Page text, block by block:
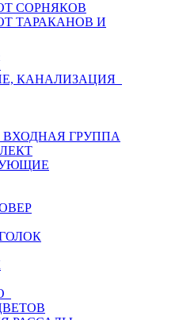
СОРНЯКОВ
ТАРАКАНОВ И
КАНАЛИЗАЦИЯ
ГРУППА